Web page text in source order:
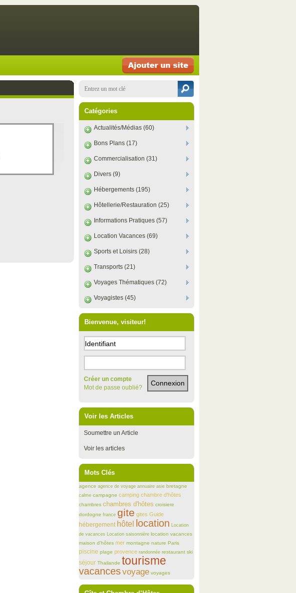
Catégories
Actualités/Médias (60)
Bons Plans (17)
Commercialisation (31)
Divers (9)
Hébergements (195)
Hôtellerie/Restauration (25)
Informations Pratiques (57)
Location Vacances (69)
Sports et Loisirs (28)
Transports (21)
Voyages Thématiques (72)
Voyagistes (45)
Bienvenue, visiteur!
Créer un compte
Mot de passe oublié?
Voir les Articles
Soumettre un Article
Voir les articles
Mots Clés
agence agence de voyage annuaire asie bretagne
calme campagne camping chambre d'hôtes
chambres chambres d'hôtes croisiere
dordogne france gite gites Guide
hébergement hôtel location Location
de vacances Location saisonnière location vacances
maison d'hôtes mer montagne nature Paris
piscine plage provence randonnée restaurant ski
séjour Thailande tourisme
vacancesvoyage voyages